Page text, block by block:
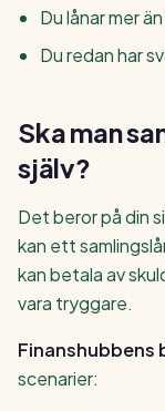
Du lånar mer
Du redan har
Ska man
själv?
Det beror på din
kan ett
kan betala av
vara tryggare.
Finanshubbens
scenarier: